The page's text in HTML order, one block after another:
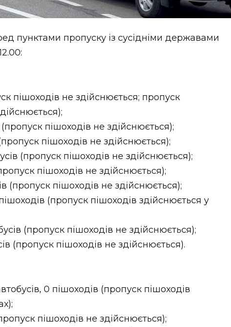
пунктами пропуску із сусідніми державами
пішоходів не здійснюється; пропуск
пішоходів не здійснюється);
пішоходів не здійснюється);
(пропуск пішоходів не здійснюється);
пішоходів не здійснюється);
(пропуск пішоходів не здійснюється);
(пропуск пішоходів здійснюється у
(пропуск пішоходів не здійснюється);
(пропуск пішоходів не здійснюється).
0 пішоходів (пропуск пішоходів
пішоходів не здійснюється);